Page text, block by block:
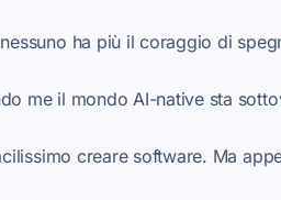
ha più il coraggio di
me il mondo AI-native sta
creare software. Ma